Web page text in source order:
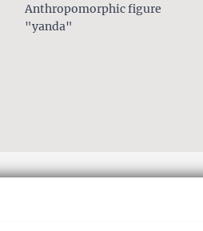
Anthropomorphic figure
"yanda"